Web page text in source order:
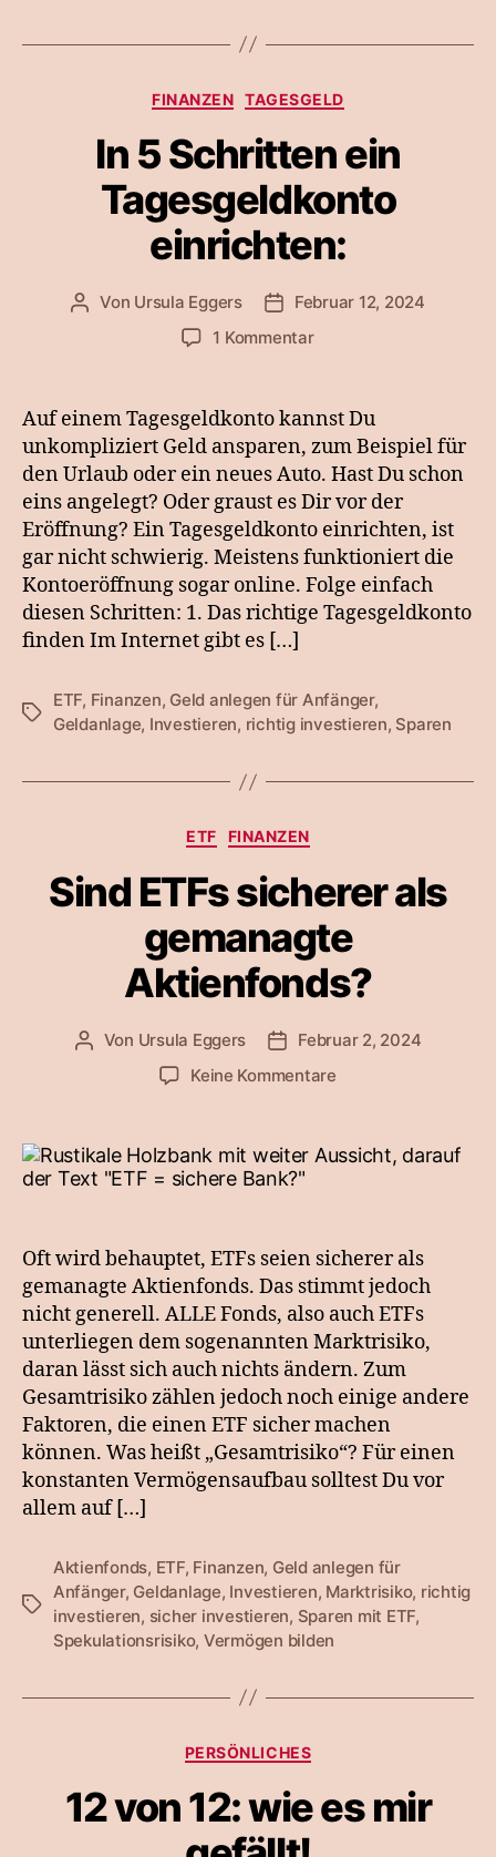
Kategorien
FINANZEN TAGESGELD
In 5 Schritten ein
Tagesgeldkonto
einrichten:
Beitragsautor
Von Ursula Eggers Veröffentlichungsdatum
Februar 12, 2024
1 Kommentarzu
Schritten
Tagesgeldkonto
einrichten:
Auf einem Tagesgeldkonto kannst Du
unkompliziert Geld ansparen, zum Beispiel für
den Urlaub oder ein neues Auto. Hast Du schon
eins angelegt? Oder graust es Dir vor der
Eröffnung? Ein Tagesgeldkonto einrichten, ist
gar nicht schwierig. Meistens funktioniert die
Kontoeröffnung sogar online. Folge einfach
diesen Schritten: 1. Das richtige Tagesgeldkonto
finden Im Internet gibt es […]
Schlagwörter
ETF, Finanzen, Geld anlegen für Anfänger,
Geldanlage, Investieren, richtig investieren, Sparen
Kategorien
ETF FINANZEN
Sind ETFs sicherer als
gemanagte
Aktienfonds?
Beitragsautor
Von Ursula Eggers Veröffentlichungsdatum
Februar 2, 2024
Keine Kommentarezu
sicherer
Oft wird behauptet, ETFs seien sicherer als
gemanagte Aktienfonds. Das stimmt jedoch
nicht generell. ALLE Fonds, also auch ETFs
unterliegen dem sogenannten Marktrisiko,
daran lässt sich auch nichts ändern. Zum
Gesamtrisiko zählen jedoch noch einige andere
Faktoren, die einen ETF sicher machen
können. Was heißt „Gesamtrisiko“? Für einen
konstanten Vermögensaufbau solltest Du vor
allem auf […]
Schlagwörter
Aktienfonds, ETF, Finanzen, Geld anlegen für
Anfänger, Geldanlage, Investieren, Marktrisiko, richtig
investieren, sicher investieren, Sparen mit ETF,
Spekulationsrisiko, Vermögen bilden
Kategorien
PERSÖNLICHES
12 von 12: wie es mir